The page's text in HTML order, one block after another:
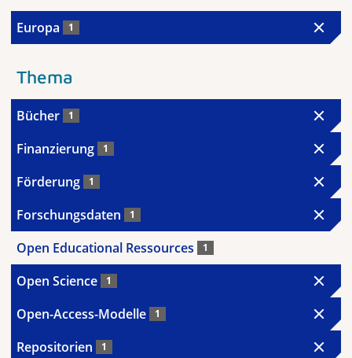
Europa 1
Thema
Bücher 1
Finanzierung 1
Förderung 1
Forschungsdaten 1
Open Educational Ressources 1
Open Science 1
Open-Access-Modelle 1
Repositorien 1